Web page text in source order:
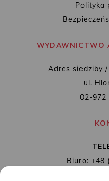
Polityka
WYDAWNICTWO
Adres siedziby
ul.
02-972
Biuro: +48